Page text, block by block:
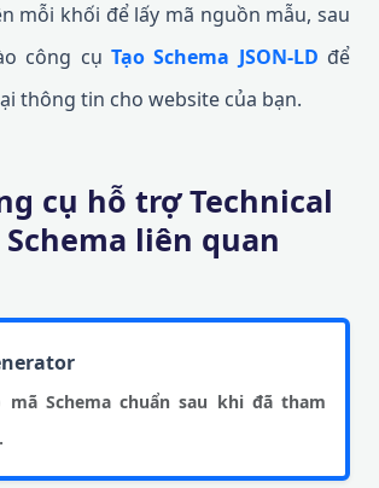
mỗi khối để lấy mã nguồn mẫu, sau
công cụ Tạo Schema JSON-LD để
thông tin cho website của bạn.
cụ hỗ trợ Technical
Schema liên quan
Schema chuẩn sau khi đã tham